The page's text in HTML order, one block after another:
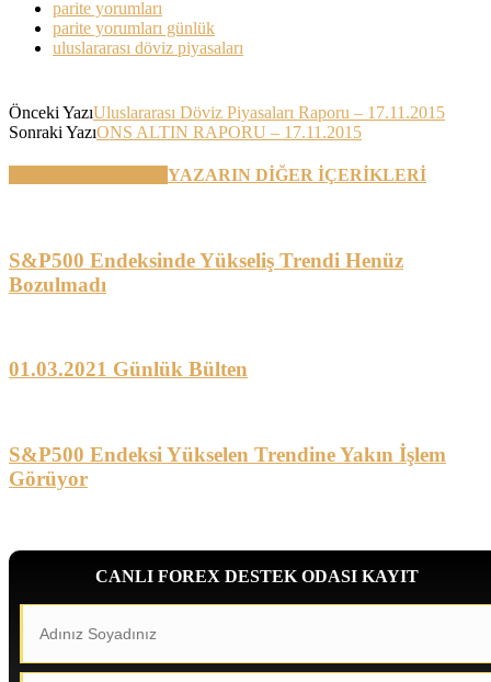
parite yorumları
parite yorumları günlük
uluslararası döviz piyasaları
Önceki YazıUluslararası Döviz Piyasaları Raporu – 17.11.2015
Sonraki YazıONS ALTIN RAPORU – 17.11.2015
YAZARIN DİĞER İÇERİKLERİ
S&P500 Endeksinde Yükseliş Trendi Henüz
Bozulmadı
01.03.2021 Günlük Bülten
S&P500 Endeksi Yükselen Trendine Yakın İşlem
Görüyor
CANLI FOREX DESTEK ODASI KAYIT